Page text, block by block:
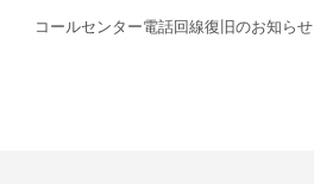
コールセンター電話回線復旧のお知らせ